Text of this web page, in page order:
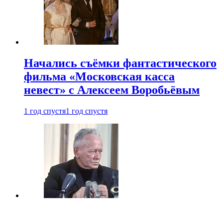
Начались съёмки фантастического
фильма «Московская касса
невест» с Алексеем Воробьёвым
1 год спустя1 год спустя